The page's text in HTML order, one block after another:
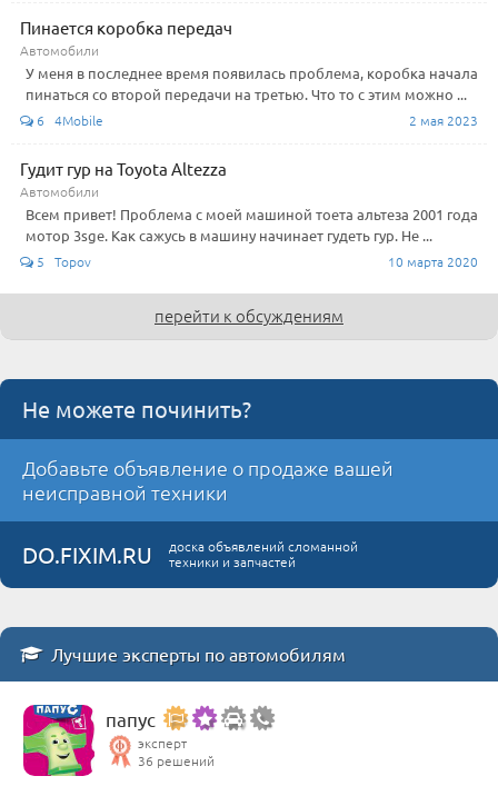
Пинается коробка передач
Автомобили
У меня в последнее время появилась проблема, коробка начала
пинаться со второй передачи на третью. Что то с этим можно ...
6 4Mobile 2 мая 2023
Гудит гур на Toyota Altezza
Автомобили
Всем привет! Проблема с моей машиной тоета альтеза 2001 года
мотор 3sge. Как сажусь в машину начинает гудеть гур. Не ...
5 Topov 10 марта 2020
перейти к обсуждениям
Не можете починить?
Добавьте объявление о продаже вашей
неисправной техники
DO.FIXIM.RU
доска объявлений сломанной
техники и запчастей
Лучшие эксперты по автомобилям
папус
эксперт
36 решений